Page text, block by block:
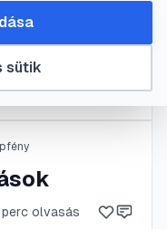
perc olvasás
sütik